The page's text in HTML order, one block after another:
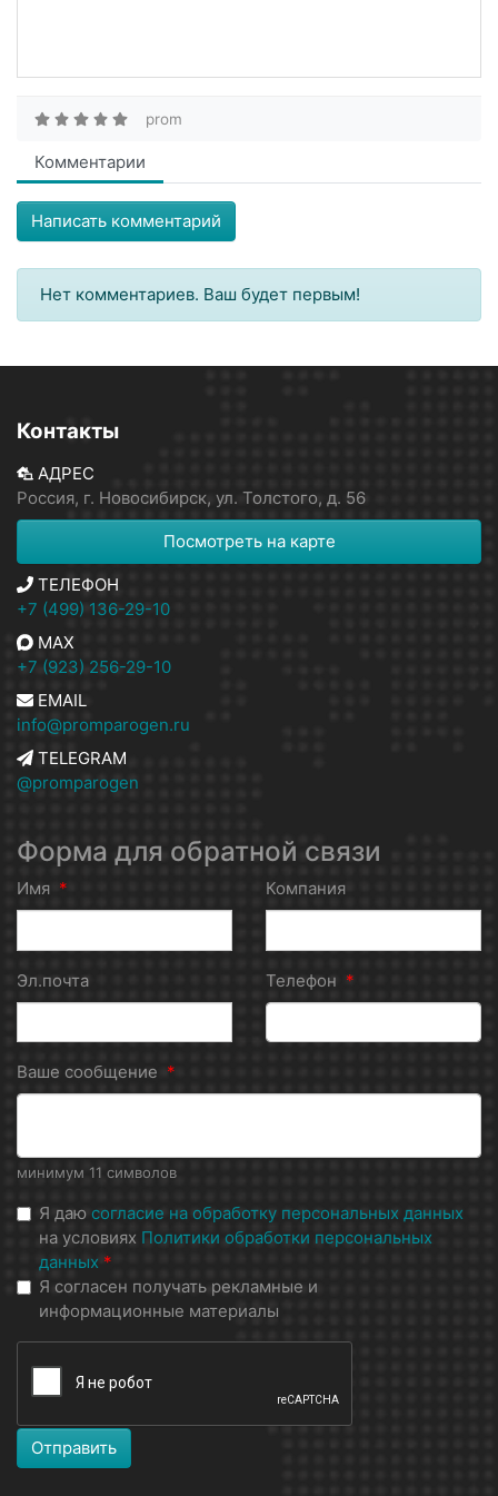
prom
Комментарии
Написать комментарий
Нет комментариев. Ваш будет первым!
Контакты
АДРЕС
Россия, г. Новосибирск, ул. Толстого, д. 56
Посмотреть на карте
ТЕЛЕФОН
+7 (499) 136-29-10
MAX
+7 (923) 256-29-10
EMAIL
info@promparogen.ru
TELEGRAM
@promparogen
Форма для обратной связи
Имя * Компания
Эл.почта Телефон *
Ваше сообщение *
минимум 11 символов
Я даю согласие на обработку персональных данных
на условиях Политики обработки персональных
данных *
Я согласен получать рекламные и
информационные материалы
Отправить